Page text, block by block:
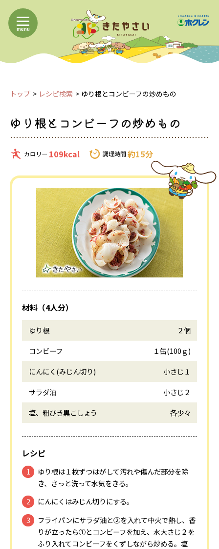
menu
トップ レシピ検索 ゆり根とコンビーフの炒めもの
ゆり根とコンビーフの炒めもの
カロリー 109kcal 調理時間 約15分
材料（4人分）
ゆり根
２個
コンビーフ
１缶(100ｇ)
にんにく(みじん切り)
小さじ１
サラダ油
小さじ２
塩、粗びき黒こしょう
各少々
レシピ
ゆり根は１枚ずつはがして汚れや傷んだ部分を除
き、さっと洗って水気をきる。
にんにくはみじん切りにする。
フライパンにサラダ油と②を入れて中火で熱し、香
りが立ったら①とコンビーフを加え、水大さじ２を
ふり入れてコンビーフをくずしながら炒める。塩